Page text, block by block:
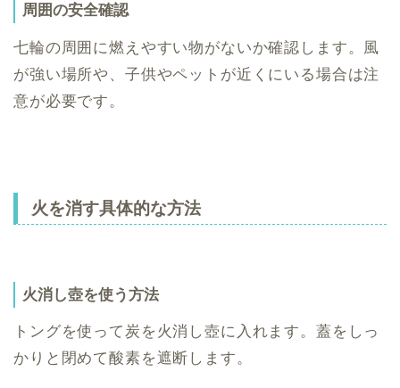
周囲の安全確認
七輪の周囲に燃えやすい物がないか確認します。風
が強い場所や、子供やペットが近くにいる場合は注
意が必要です。
火を消す具体的な方法
火消し壺を使う方法
トングを使って炭を火消し壺に入れます。蓋をしっ
かりと閉めて酸素を遮断します。